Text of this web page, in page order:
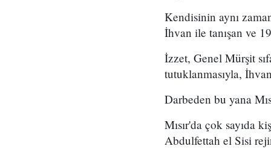
Kendisinin aynı
İhvan ile tanışan ve
İzzet, Genel Mürşit
tutuklanmasıyla,
Darbeden bu yana
Mısır'da çok sayıda
Abdulfettah el Sisi